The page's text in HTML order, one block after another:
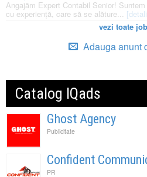
Angajăm Expert Contabil Senior!
cu experiență, care să se alăture...
vezi toate
Adauga anunt
Catalog IQads
Ghost Agency
Publicitate
Confident
PR